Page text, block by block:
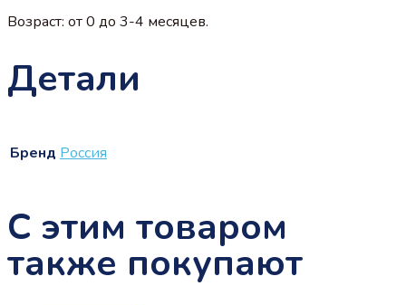
Возраст: от 0 до 3-4 месяцев.
Детали
Бренд Россия
С этим товаром
также покупают